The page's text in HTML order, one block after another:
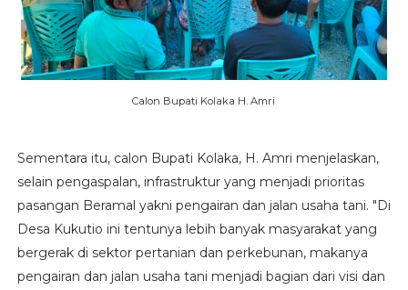
Calon Bupati Kolaka H. Amri
Sementara itu, calon Bupati Kolaka, H. Amri menjelaskan,
selain pengaspalan, infrastruktur yang menjadi prioritas
pasangan Beramal yakni pengairan dan jalan usaha tani. "Di
Desa Kukutio ini tentunya lebih banyak masyarakat yang
bergerak di sektor pertanian dan perkebunan, makanya
pengairan dan jalan usaha tani menjadi bagian dari visi dan